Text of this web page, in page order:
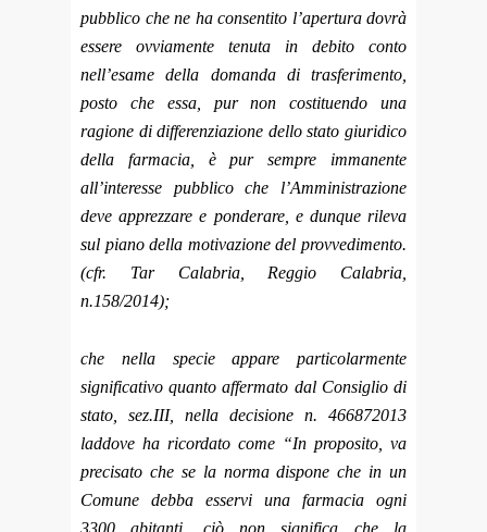
pubblico che ne ha consentito l’apertura dovrà
essere ovviamente tenuta in debito conto
nell’esame della domanda di trasferimento,
posto che essa, pur non costituendo una
ragione di differenziazione dello stato giuridico
della farmacia, è pur sempre immanente
all’interesse pubblico che l’Amministrazione
deve apprezzare e ponderare, e dunque rileva
sul piano della motivazione del provvedimento.
(cfr. Tar Calabria, Reggio Calabria,
n.158/2014);
che nella specie appare particolarmente
significativo quanto affermato dal Consiglio di
stato, sez.III, nella decisione n. 466872013
laddove ha ricordato come “In proposito, va
precisato che se la norma dispone che in un
Comune debba esservi una farmacia ogni
3300 abitanti, ciò non significa che la